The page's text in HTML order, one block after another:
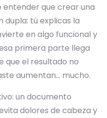
entender que crear una
dupla: tú explicas la
en algo funcional y
primera parte llega
que el resultado no
aumentan… mucho.
un documento
dolores de cabeza y